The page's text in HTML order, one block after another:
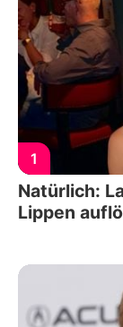
1
Natürlich:
Lippen